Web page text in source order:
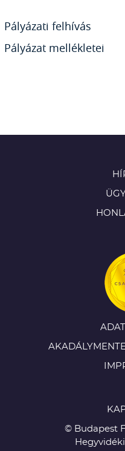
Pályázati felhívás
Pályázat mellékletei
© Budapest